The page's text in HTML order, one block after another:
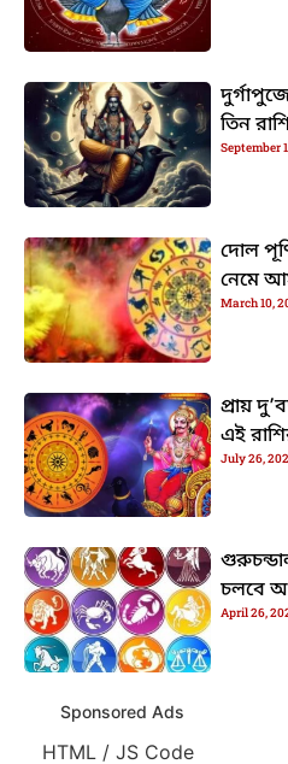
তিন
September
দোল
নেমে
March 10,
প্রায়
এই
July 26,
চলবে
April 26,
Sponsored Ads
HTML / JS Code